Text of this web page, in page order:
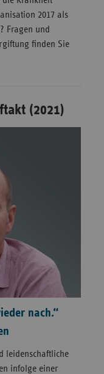
2017 als
Fragen und
finden Sie
(2021)
nach.“
leidenschaftliche
infolge einer